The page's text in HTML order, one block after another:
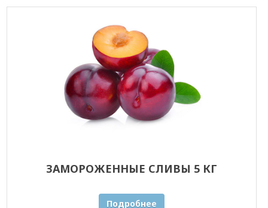
ЗАМОРОЖЕННЫЕ СЛИВЫ 5 КГ
Подробнее